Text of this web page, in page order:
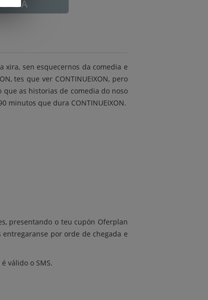
xira, sen esquecernos da comedia e
tes que ver CONTINUEIXON, pero
que as historias de comedia do noso
minutos que dura CONTINUEIXON.
presentando o teu cupón Oferplan
por orde de chegada e
é válido o SMS.